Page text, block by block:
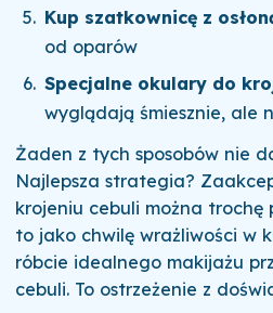
Kup szatkownicę z
od oparów
Specjalne okulary do
wyglądają śmiesznie, ale
Żaden z tych sposobów nie
Najlepsza strategia?
krojeniu cebuli można
to jako chwilę wrażliwości w
róbcie idealnego makijażu
cebuli. To ostrzeżenie z